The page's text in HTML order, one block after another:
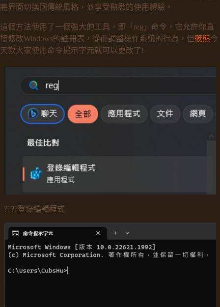
將界面切換回傳統風格，並享受熟悉的使用體驗。
這個方法使用了一個強大的工具，即「reg」命令，它允許你直
接修改Windows的註冊表，從而調整操作系統的行為，但筱熊今
天教大家使用命令提示字元就可以更改了!
????登錄編輯程式